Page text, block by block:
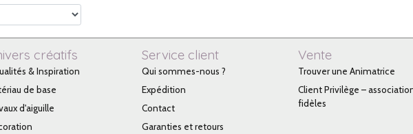
créatifs
& Inspiration
de base
d'aiguille
Service client
Qui sommes-nous ?
Expédition
Contact
Garanties et retours
Vente
Trouver une Animatrice
Client Privilège –
fidèles